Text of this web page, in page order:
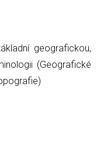
geografickou,
(Geografické